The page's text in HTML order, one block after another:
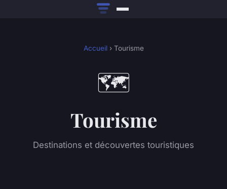
Accueil› Tourisme
🗺️
Tourisme
Destinations et découvertes touristiques